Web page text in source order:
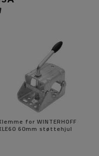
for WINTERHOFF
60mm støttehjul